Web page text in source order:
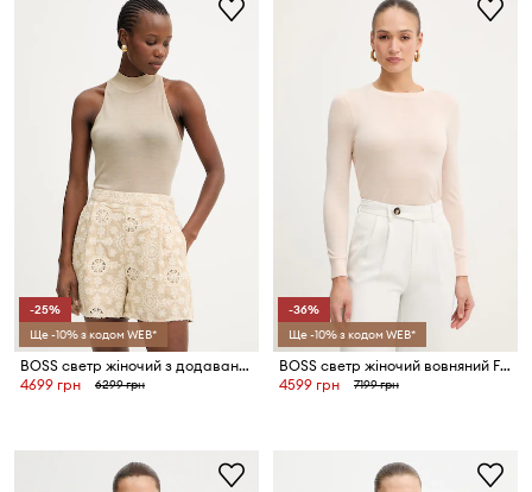
-25%
Ще -10% з кодом WEB*
BOSS светр жіночий з додаванням вовни Fargherita
4699 грн
6299 грн
-36%
Ще -10% з кодом WEB*
BOSS светр жіночий вовняний Ferpina
4599 грн
7199 грн